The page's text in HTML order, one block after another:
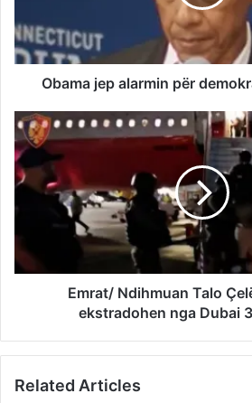
Obama jep alarmin për
Emrat/ Ndihmuan Talo
ekstradohen nga Dubai
Related Articles